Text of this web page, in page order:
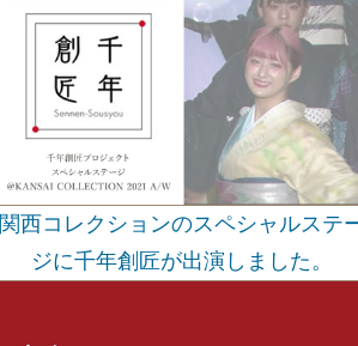
関西コレクションのスペシャルステ
ジに千年創匠が出演しました。